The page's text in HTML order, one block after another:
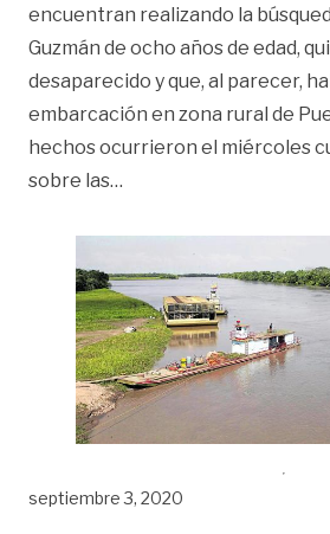
encuentran realizando la
Guzmán de ocho años de edad,
desaparecido y que, al parecer,
embarcación en zona rural de
hechos ocurrieron el miércoles
sobre las…
septiembre 3, 2020